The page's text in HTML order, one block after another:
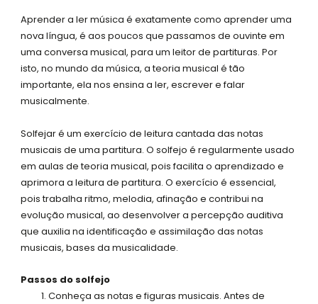
q
u
a
r
e
Aprender a ler música é exatamente como aprender uma
nova língua, é aos poucos que passamos de ouvinte em
uma conversa musical, para um leitor de partituras. Por
isto, no mundo da música, a teoria musical é tão
importante, ela nos ensina a ler, escrever e falar
musicalmente.
Solfejar é um exercício de leitura cantada das notas
musicais de uma partitura. O solfejo é regularmente usado
em aulas de teoria musical, pois facilita o aprendizado e
aprimora a leitura de partitura. O exercício é essencial,
pois trabalha ritmo, melodia, afinação e contribui na
evolução musical, ao desenvolver a percepção auditiva
que auxilia na identificação e assimilação das notas
musicais, bases da musicalidade.
Passos do solfejo
Conheça as notas e figuras musicais. Antes de